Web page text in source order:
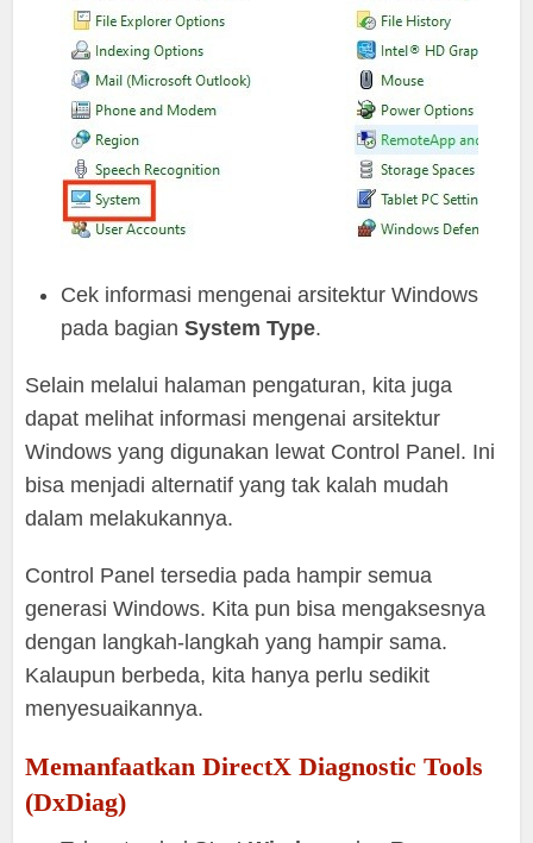
Cek informasi mengenai arsitektur Windows
pada bagianSystem Type.
Selain melalui halaman pengaturan, kita juga
dapat melihat informasi mengenai arsitektur
Windows yang digunakan lewat Control Panel. Ini
bisa menjadi alternatif yang tak kalah mudah
dalam melakukannya.
Control Panel tersedia pada hampir semua
generasi Windows. Kita pun bisa mengaksesnya
dengan langkah-langkah yang hampir sama.
Kalaupun berbeda, kita hanya perlu sedikit
menyesuaikannya.
Memanfaatkan DirectX Diagnostic Tools
(DxDiag)